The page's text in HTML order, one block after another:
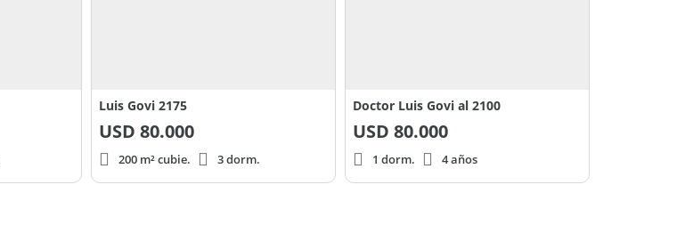
Luis Govi 2175
USD 80.000
200 m² cubie. 3 dorm.
Doctor Luis Govi al 2100
USD 80.000
1 dorm. 4 años